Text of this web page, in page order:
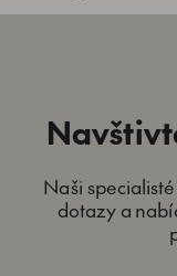
Naši
dotazy a